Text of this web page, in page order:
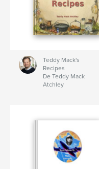
Teddy Mack's
Recipes
De Teddy Mack
Atchley